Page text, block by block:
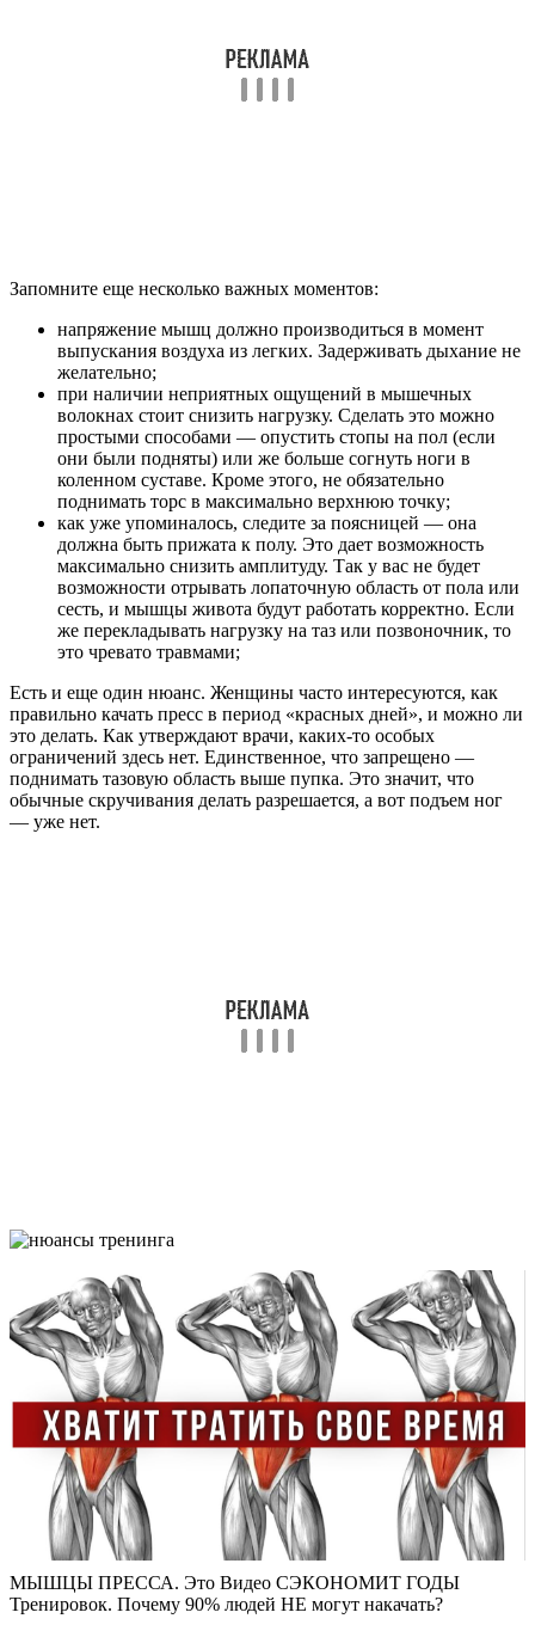
Запомните еще несколько важных моментов:
напряжение мышц должно производиться в момент
выпускания воздуха из легких. Задерживать дыхание не
желательно;
при наличии неприятных ощущений в мышечных
волокнах стоит снизить нагрузку. Сделать это можно
простыми способами — опустить стопы на пол (если
они были подняты) или же больше согнуть ноги в
коленном суставе. Кроме этого, не обязательно
поднимать торс в максимально верхнюю точку;
как уже упоминалось, следите за поясницей — она
должна быть прижата к полу. Это дает возможность
максимально снизить амплитуду. Так у вас не будет
возможности отрывать лопаточную область от пола или
сесть, и мышцы живота будут работать корректно. Если
же перекладывать нагрузку на таз или позвоночник, то
это чревато травмами;
Есть и еще один нюанс. Женщины часто интересуются, как
правильно качать пресс в период «красных дней», и можно ли
это делать. Как утверждают врачи, каких-то особых
ограничений здесь нет. Единственное, что запрещено —
поднимать тазовую область выше пупка. Это значит, что
обычные скручивания делать разрешается, а вот подъем ног
— уже нет.
МЫШЦЫ ПРЕССА. Это Видео СЭКОНОМИТ ГОДЫ
Тренировок. Почему 90% людей НЕ могут накачать?